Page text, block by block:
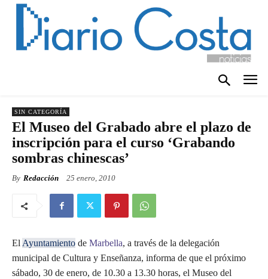
SIN CATEGORÍA
El Museo del Grabado abre el plazo de
inscripción para el curso ‘Grabando
sombras chinescas’
By Redacción 25 enero, 2010
ElAyuntamiento de Marbella, a través de la delegación
municipal de Cultura y Enseñanza, informa de que el próximo
sábado, 30 de enero, de 10.30 a 13.30 horas, el Museo del